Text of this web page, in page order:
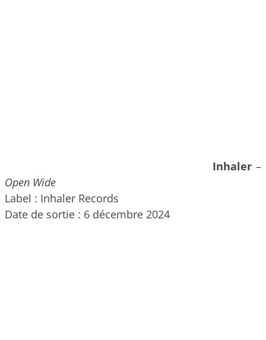
Inhaler –
Open Wide
Label : Inhaler Records
Date de sortie : 6 décembre 2024